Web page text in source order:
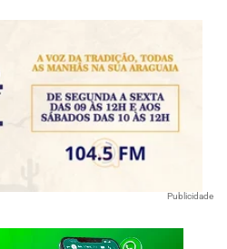
Publicidade